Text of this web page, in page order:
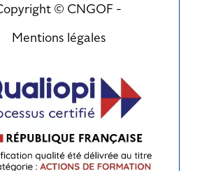
© CNGOF -
Mentions légales